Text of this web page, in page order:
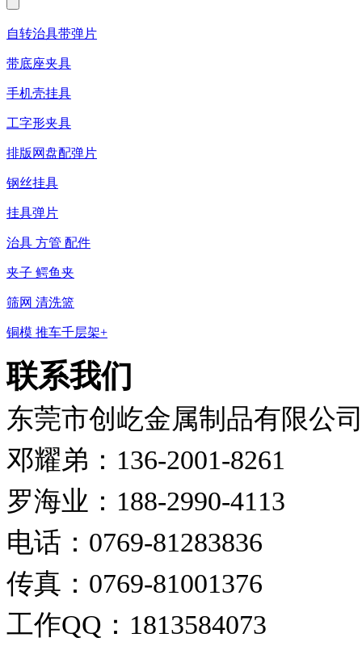
自转治具带弹片
带底座夹具
手机壳挂具
工字形夹具
排版网盘配弹片
钢丝挂具
挂具弹片
治具 方管 配件
夹子 鳄鱼夹
筛网 清洗篮
铜模 推车千层架+
联系我们
东莞市创屹金属制品有限公
邓耀弟：136-2001-8261
罗海业：188-2990-4113
电话：0769-81283836
传真：0769-81001376
工作QQ：1813584073